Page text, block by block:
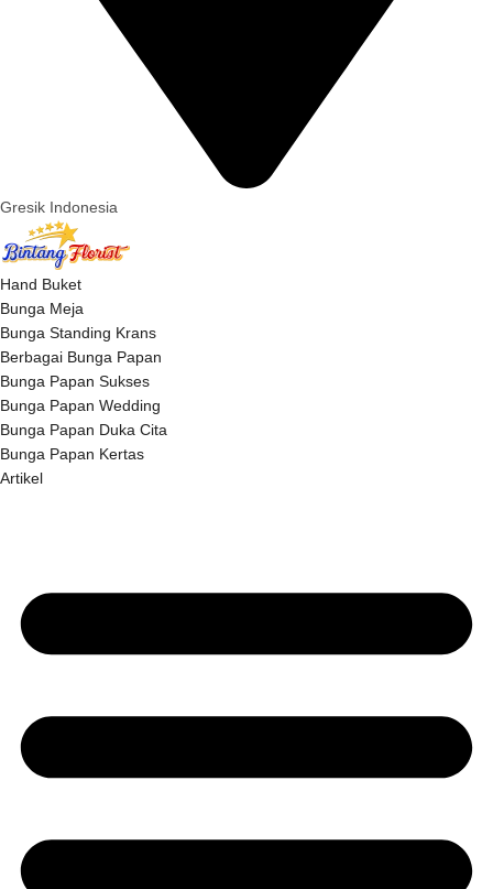
Gresik Indonesia
Hand Buket
Bunga Meja
Bunga Standing Krans
Berbagai Bunga Papan
Bunga Papan Sukses
Bunga Papan Wedding
Bunga Papan Duka Cita
Bunga Papan Kertas
Artikel